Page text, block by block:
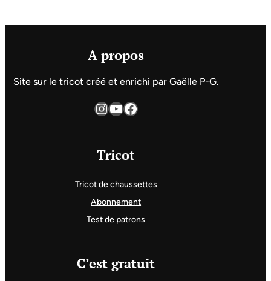
A propos
Site sur le tricot créé et enrichi par Gaëlle P-G.
InstagramYouTube Facebook
Tricot
Tricot de chaussettes
Abonnement
Test de patrons
C’est gratuit